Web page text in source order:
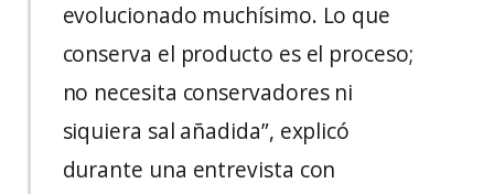
evolucionado muchísimo. Lo que
conserva el producto es el proceso;
no necesita conservadores ni
siquiera sal añadida”, explicó
durante una entrevista con